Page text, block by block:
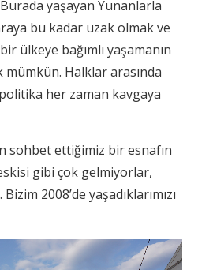
yaşayan Yunanlarla
bu kadar uzak olmak ve
ülkeye bağımlı yaşamanın
Halklar arasında
her zaman kavgaya
sohbet ettiğimiz bir esnafın
gibi çok gelmiyorlar,
2008’de yaşadıklarımızı